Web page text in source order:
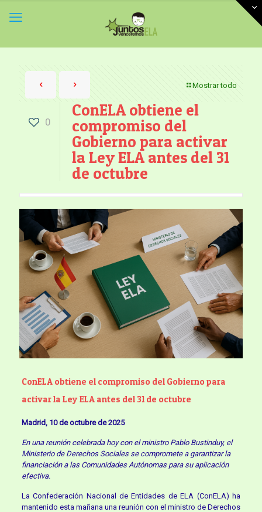
Mostrar todo
0
ConELA obtiene el
compromiso del
Gobierno para activar
la Ley ELA antes del 31
de octubre
ConELA obtiene el compromiso del Gobierno para
activar la Ley ELA antes del 31 de octubre
Madrid, 10 de octubre de 2025
En una reunión celebrada hoy con el ministro Pablo Bustinduy, el
Ministerio de Derechos Sociales se compromete a garantizar la
financiación a las Comunidades Autónomas para su aplicación
efectiva.
La Confederación Nacional de Entidades de ELA (ConELA) ha
mantenido esta mañana una reunión con el ministro de Derechos